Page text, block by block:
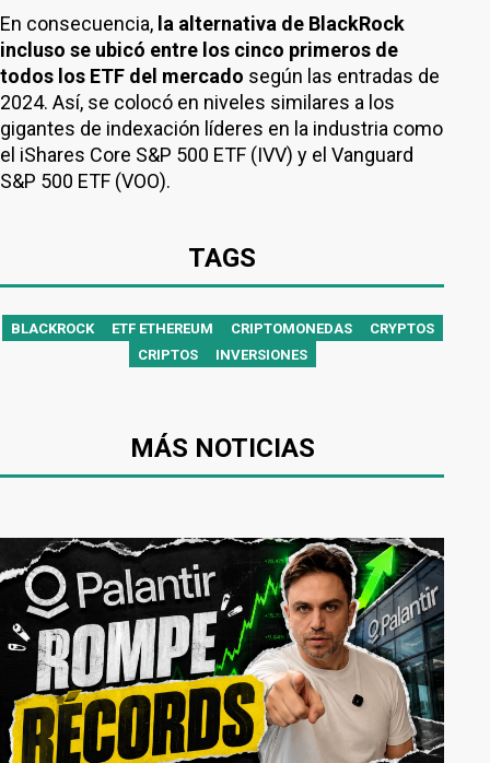
En consecuencia, la alternativa de BlackRock
incluso se ubicó entre los cinco primeros de
todos los ETF del mercado según las entradas de
2024. Así, se colocó en niveles similares a los
gigantes de indexación líderes en la industria como
el iShares Core S&P 500 ETF (IVV) y el Vanguard
S&P 500 ETF (VOO).
TAGS
BLACKROCK ETF ETHEREUM CRIPTOMONEDAS
CRYPTOS
CRIPTOS
INVERSIONES
MÁS NOTICIAS